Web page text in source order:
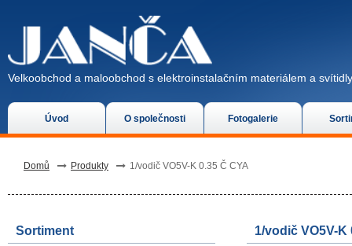
Úvod O společnosti Fotogalerie
Velkoobchod a maloobchod s elektroinstalačním materiálem a
Domů Produkty 1/vodič VO5V-K 0.35 Č CYA
Sortiment 1/vodič VO5V-K